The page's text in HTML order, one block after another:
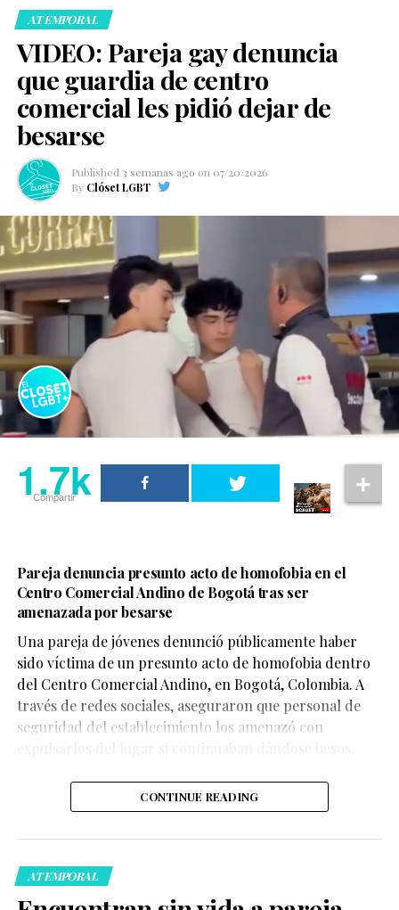
ATEMPORAL
VIDEO: Pareja gay denuncia
que guardia de centro
comercial les pidió dejar de
besarse
Published 3 semanas ago on 07/20/2026
By Clóset LGBT
1.7k
Compartir
Pareja denuncia presunto acto de homofobia en el
Centro Comercial Andino de Bogotá tras ser
amenazada por besarse
Una pareja de jóvenes denunció públicamente haber
sido víctima de un presunto acto de homofobia dentro
del Centro Comercial Andino, en Bogotá, Colombia. A
través de redes sociales, aseguraron que personal de
seguridad del establecimiento los amenazó con
CONTINUE READING
ATEMPORAL